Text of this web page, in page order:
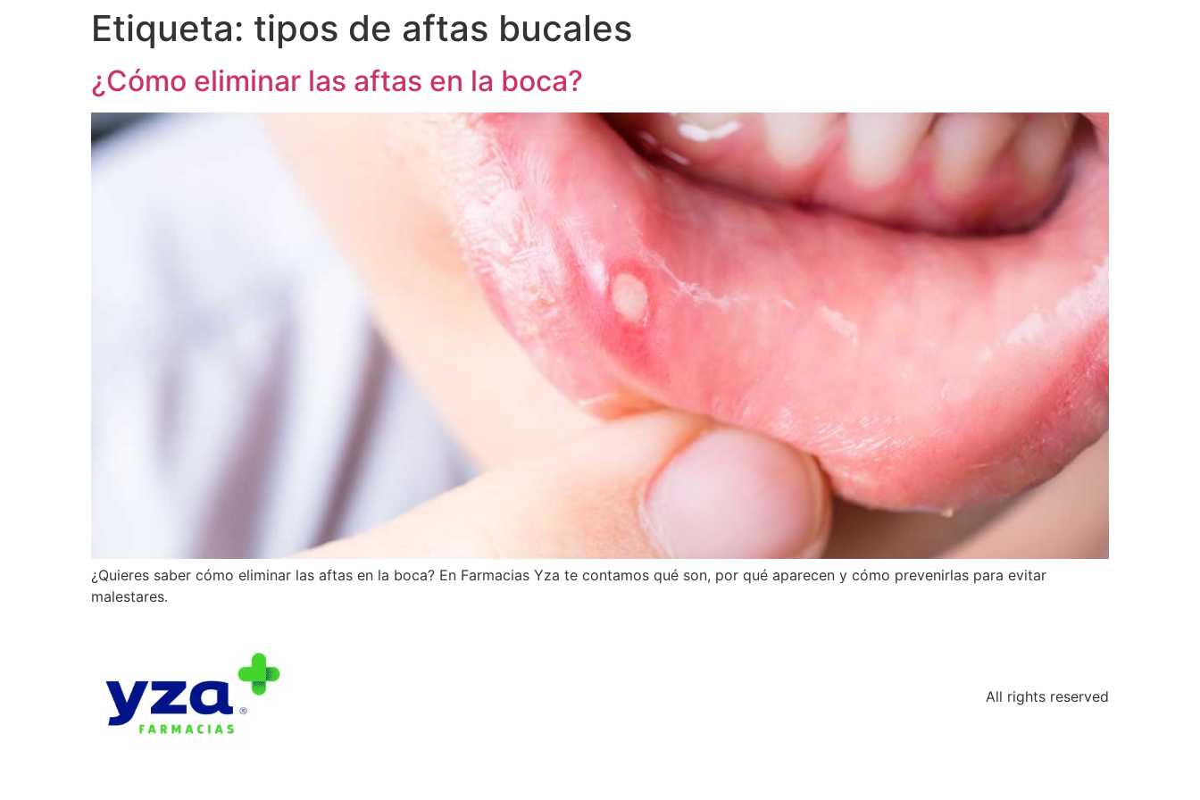
Etiqueta: tipos de aftas bucales
¿Cómo eliminar las aftas en la boca?
¿Quieres saber cómo eliminar las aftas en la boca? En Farmacias Yza te contamos qué son, por qué aparecen y cómo prevenirlas para evitar
malestares.
All rights reserved